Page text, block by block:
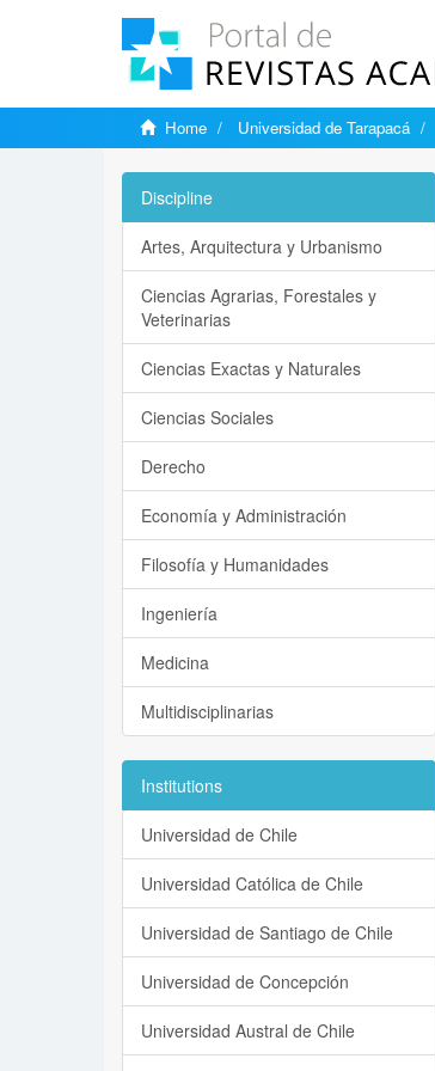
Home Universidad de Tarapacá
Discipline
Artes, Arquitectura y Urbanismo
Ciencias Agrarias, Forestales y
Veterinarias
Ciencias Exactas y Naturales
Ciencias Sociales
Derecho
Economía y Administración
Filosofía y Humanidades
Ingeniería
Medicina
Multidisciplinarias
Institutions
Universidad de Chile
Universidad Católica de Chile
Universidad de Santiago de Chile
Universidad de Concepción
Universidad Austral de Chile